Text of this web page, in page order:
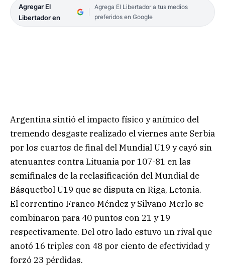
Agregar El
Libertador en
Agrega El Libertador a tus medios
preferidos en Google
Argentina sintió el impacto físico y anímico del
tremendo desgaste realizado el viernes ante Serbia
por los cuartos de final del Mundial U19 y cayó sin
atenuantes contra Lituania por 107-81 en las
semifinales de la reclasificación del Mundial de
Básquetbol U19 que se disputa en Riga, Letonia.
El correntino Franco Méndez y Silvano Merlo se
combinaron para 40 puntos con 21 y 19
respectivamente. Del otro lado estuvo un rival que
anotó 16 triples con 48 por ciento de efectividad y
forzó 23 pérdidas.